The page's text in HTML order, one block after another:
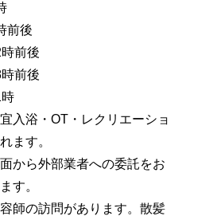
前後
前後
前後
入浴・OT・レクリエーショ
ます。
から外部業者への委託をお
す。
師の訪問があります。散髪